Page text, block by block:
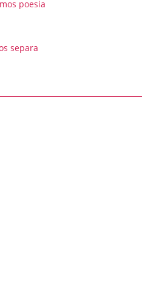
poesia
separa